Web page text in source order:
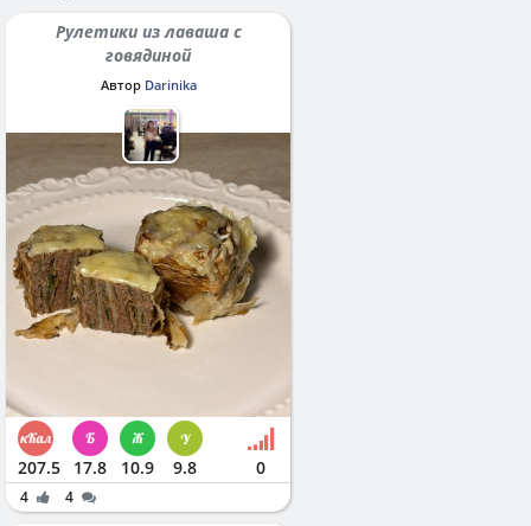
Рулетики из лаваша с
говядиной
Автор Darinika
207.5 17.8 10.9 9.8 0
4 4